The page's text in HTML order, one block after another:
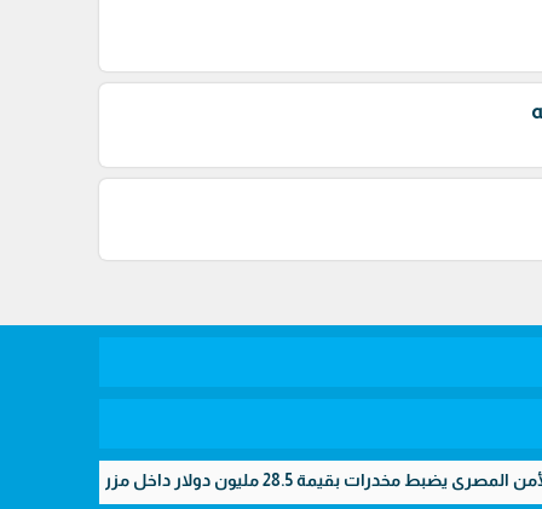
يضبط مخدرات بقيمة 28.5 مليون دولار داخل مزرعتين سريتين بالإسماعيلية